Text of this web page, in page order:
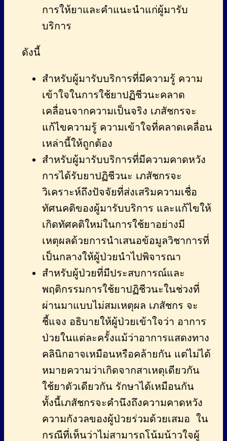
การให้ยาและคำแนะนำแก่ผู้มารับ
บริการ
ดังนี้
สำหรับผู้มารับบริการที่มีความรู้ ความ
เข้าใจในการใช้ยาปฏิชีวนะคลาด
เคลื่อนจากความเป็นจริง เภสัชกรจะ
แก้ไขความรู้ ความเข้าใจที่คลาดเคลื่อน
เหล่านี้ให้ถูกต้อง
สำหรับผู้มารับบริการที่มีความคาดหวัง
การได้รับยาปฏิชีวนะ เภสัชกรจะ
วิเคราะห์ถึงปัจจัยที่ส่งเสริมความเชื่อ
ทัศนคติของผู้มารับบริการ และแก้ไขให้
เกิดทัศคติใหม่ในการใช้ยาอย่างมี
เหตุผลด้วยการนำเสนอข้อมูลวิชาการที่
เป็นกลางให้ผู้ป่วยนำไปพิจารณา
สำหรับผู้ป่วยที่มีประสบการณ์และ
พฤติกรรมการใช้ยาปฏิชีวนะในช่วงที่
ผ่านมาแบบไม่สมเหตุผล เภสัชกร จะ
ชี้แจง อธิบายให้ผู้ป่วยเข้าใจว่า อาการ
ป่วยในแต่ละครั้งแม้ว่าอาการแสดงทาง
คลินิกอาจเหมือนหรือคล้ายกัน แต่ไม่ได้
หมายความว่าเกิดจากสาเหตุเดียวกัน
ใช้ยาตัวเดียวกัน รักษาได้เหมือนกัน
ทั้งนี้เภสัชกรจะคำนึงถึงความคาดหวัง
ความกังวลของผู้ป่วยร่วมด้วยเสมอ ใน
กรณีที่เห็นว่าไม่สามารถโน้มน้าวใจผู้